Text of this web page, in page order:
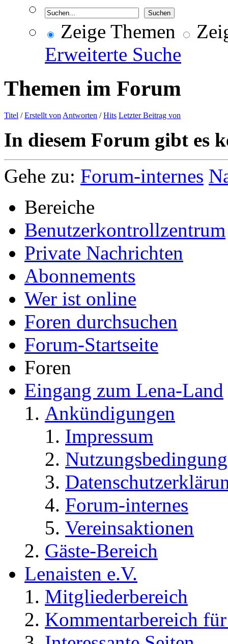
Zeige Themen
Erweiterte Suche
Themen im Forum
Titel /Erstellt von Antworten /Hits Letzter Beitrag von
In diesem Forum gibt es
Gehe zu: Forum-internes
Bereiche
Benutzerkontrollzentrum
Private Nachrichten
Abonnements
Wer ist online
Foren durchsuchen
Forum-Startseite
Foren
Eingang zum Lena-Land
Ankündigungen
Impressum
Forum-internes
Vereinsaktionen
Gäste-Bereich
Lenaisten e.V.
Mitgliederbereich
Kommentarbereich